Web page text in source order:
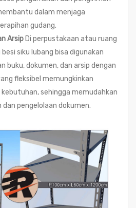
dalam menjaga
gudang.
Arsip Di perpustakaan atau ruang
siku lubang bisa digunakan
buku, dokumen, dan arsip dengan
fleksibel memungkinkan
sehingga memudahkan
dan pengelolaan dokumen.